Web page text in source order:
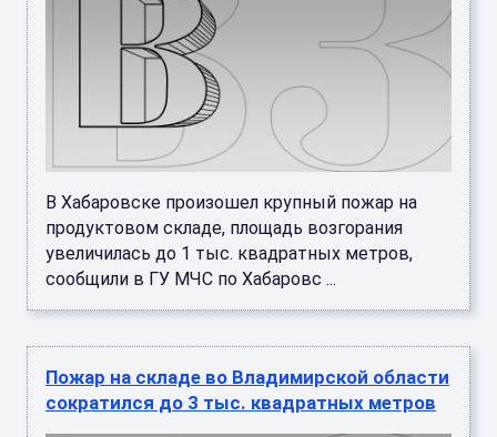
В Хабаровске произошел крупный пожар на
продуктовом складе, площадь возгорания
увеличилась до 1 тыс. квадратных метров,
сообщили в ГУ МЧС по Хабаровс ...
Пожар на складе во Владимирской области
сократился до 3 тыс. квадратных метров